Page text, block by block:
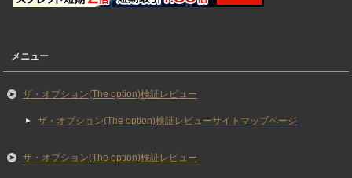
メニュー
ザ・オプション(The option)検証レビュー
ザ・オプション(The option)検証レビューサイトマップページ
ザ・オプション(The option)検証レビュー